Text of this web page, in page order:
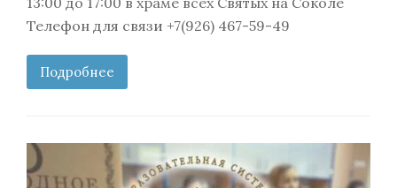
Телефон для связи +7(926) 467-59-49
Подробнее